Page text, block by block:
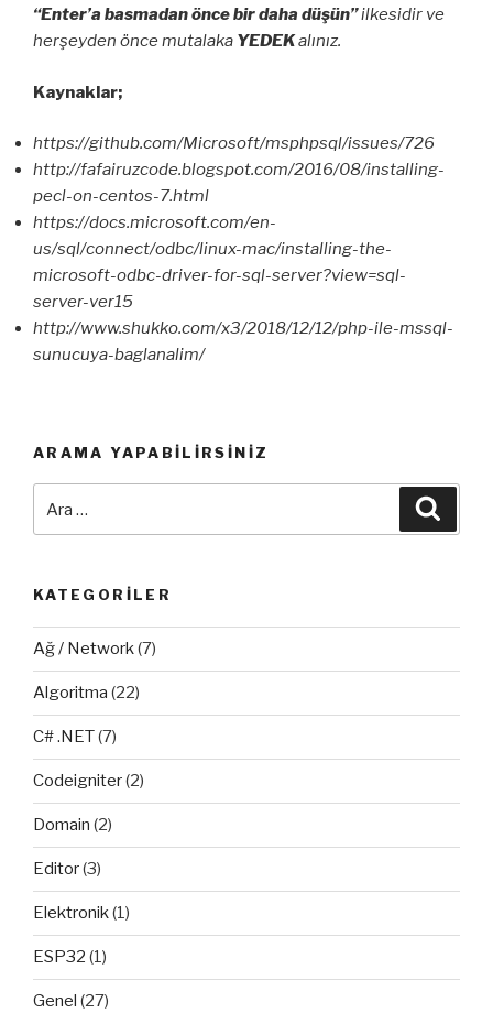
“Enter’a basmadan önce bir daha düşün”ilkesidir ve
herşeyden önce mutalaka YEDEKalınız.
Kaynaklar;
https://github.com/Microsoft/msphpsql/issues/726
http://fafairuzcode.blogspot.com/2016/08/installing-
pecl-on-centos-7.html
https://docs.microsoft.com/en-
us/sql/connect/odbc/linux-mac/installing-the-
microsoft-odbc-driver-for-sql-server?view=sql-
server-ver15
http://www.shukko.com/x3/2018/12/12/php-ile-mssql-
sunucuya-baglanalim/
ARAMA YAPABILIRSINIZ
KATEGORILER
Ağ / Network(7)
Algoritma (22)
C# .NET(7)
Codeigniter(2)
Domain (2)
Editor(3)
Elektronik(1)
ESP32 (1)
Genel (27)